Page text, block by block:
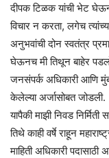
दीपक टिळक यांची भेट
विचार न करता, लगेच
अनुभवांची दोन स्वतंत्र
घेऊनच मी तिथून बाहेर
जनसंपर्क अधिकारी आणि
केलेल्या अर्जासोबत जोडली.
यापैकी माझी निवड
तिथे काही वर्षे राहून
माहिती अधिकारी